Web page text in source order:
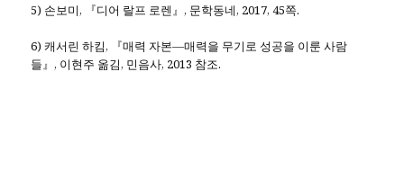
5) 손보미, 『디어 랄프 로렌』, 문학동네, 2017, 45쪽.
6) 캐서린 하킴, 『매력 자본―매력을 무기로 성공을 이룬 사람
들』, 이현주 옮김, 민음사, 2013 참조.